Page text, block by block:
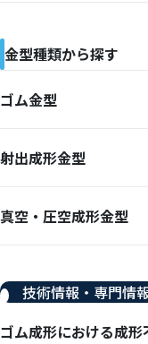
金型種類から探す
ゴム金型
射出成形金型
真空・圧空成形金型
技術情報・専門情
ゴム成形における成